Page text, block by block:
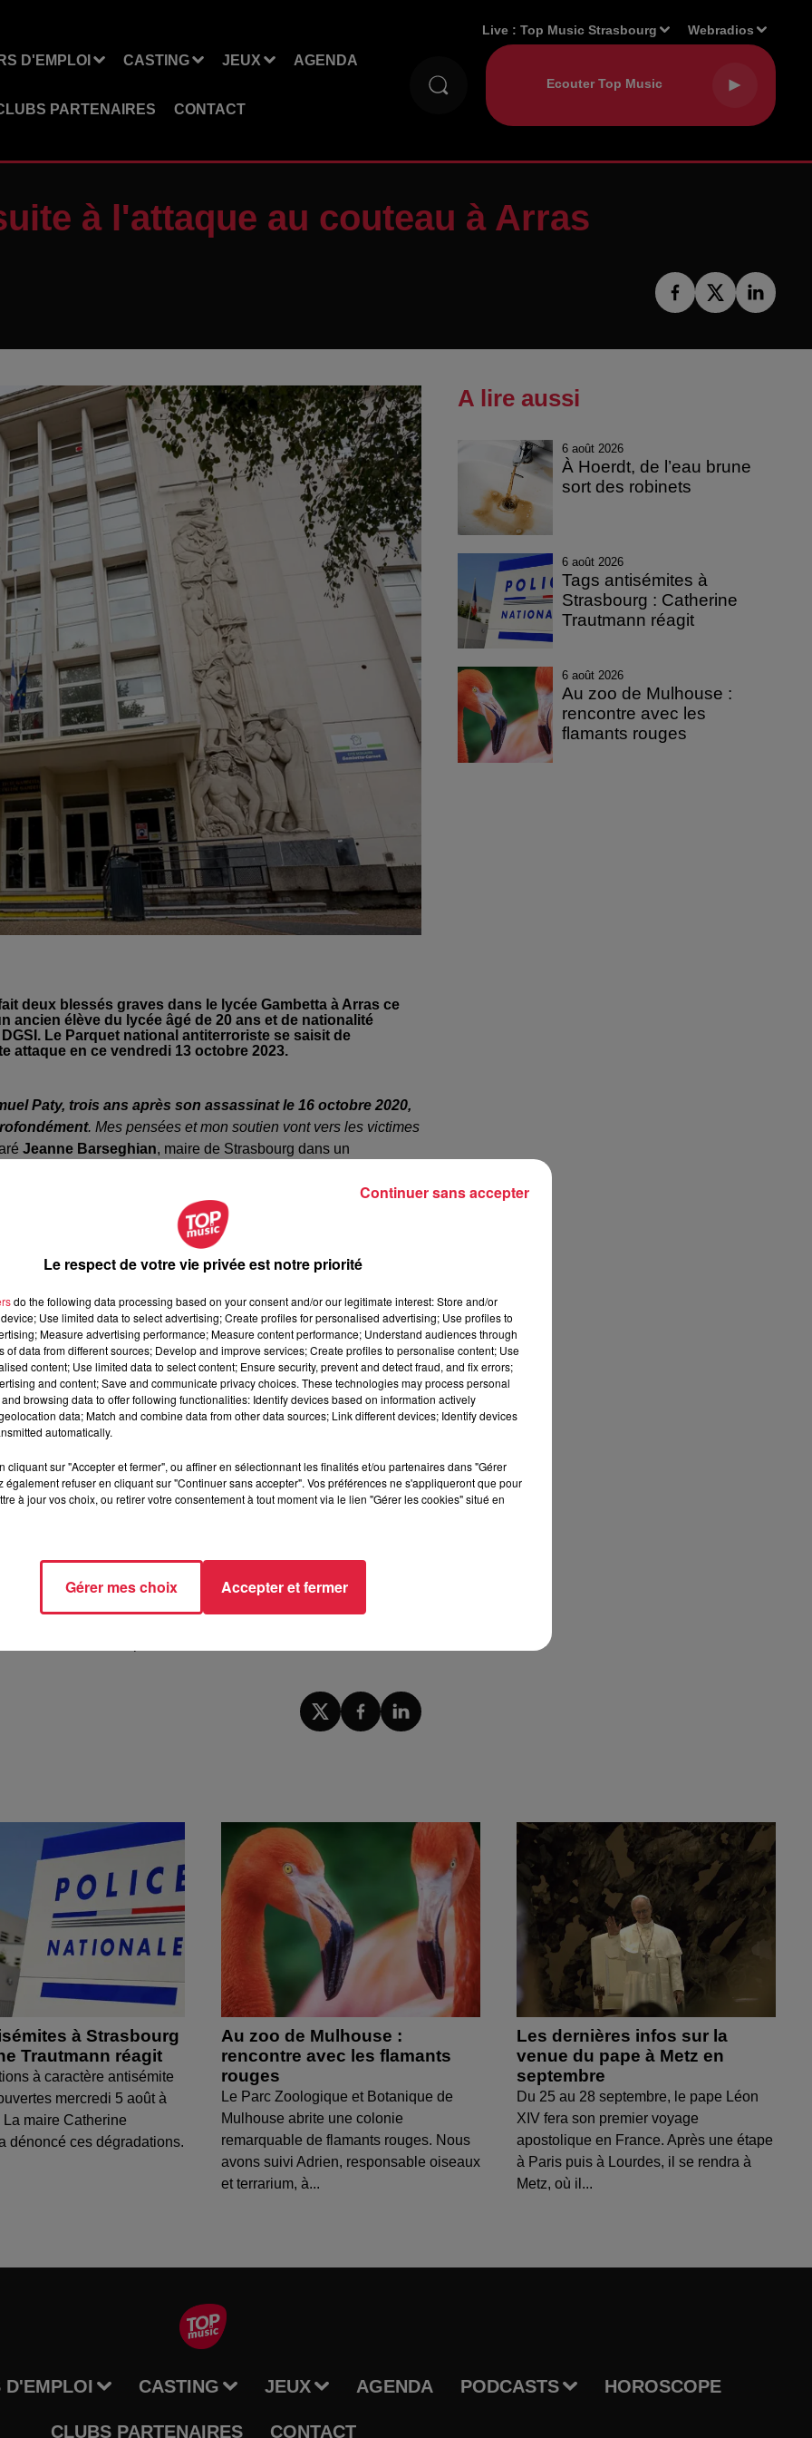
D'EMPLOI CASTING JEUX AGENDA
PARTENAIRES CONTACT
Live :Top Music Strasbourg Webradios
à l'attaque au couteau à Arras
deux blessés graves dans le lycée Gambetta à Arras ce
ancien élève du lycée âgé de 20 ans et de nationalité
Le Parquet national antiterroriste se saisit de
attaque en ce vendredi 13 octobre 2023.
Paty, trois ans après son assassinat le 16 octobre 2020,
. Mes pensées et mon soutien vont vers les victimes
Jeanne Barseghian, maire de Strasbourg dans un
: "
Une nouvelle fois c’est notre institution la plus chère à
les citoyens de demain. Face à l’horreur de cet acte, je
éducative et aux élèves. J’adresse aussi mes sincères
a déclaré : "Nous avons appris avec effroi l’assassinat d’un
des trois ans de l’assassinat de Samuel Paty devant
terroriste nous touche tous en pleincœur.Mes premières
autres personnes blessées durant l’attaque et à la
Les enseignants sont le visage de la République.
devons faire bloc face à ces ignobles attaques qui
et les épauler dans leur mission vitale de
sa plus grande tristesse et sa solidarité avec tous les
après les événements terribles qui s’y sont déroulés. Il a
nous enlève un autre Hussard de la République.
aujourd’hui à l’inimaginable."
de nombreux téléconseillers
à 16h54 Anne-Sophie Martin
A lire aussi
6 août 2026
À Hoerdt, de l’eau brune
sort des robinets
6 août 2026
Tags antisémites à
Strasbourg : Catherine
Trautmann réagit
6 août 2026
Au zoo de Mulhouse :
rencontre avec les
flamants rouges
à Strasbourg
Trautmann réagit
à caractère antisémite
mercredi 5 août à
La maire Catherine
dénoncé ces dégradations.
Au zoo de Mulhouse :
rencontre avec les flamants
rouges
Le Parc Zoologique et Botanique de
Mulhouse abrite une colonie
remarquable de flamants rouges. Nous
avons suivi Adrien, responsable oiseaux
et terrarium, à...
Les dernières infos sur la
venue du pape à Metz en
septembre
Du 25 au 28 septembre, le pape Léon
XIV fera son premier voyage
apostolique en France. Après une étape
à Paris puis à Lourdes, il se rendra à
Metz, où il...
D'EMPLOI CASTING JEUX AGENDA PODCASTS HOROSCOPE
CLUBS PARTENAIRES CONTACT
Le respect de votre vie privée est notre priorité
do the following data processing based on your consent and/or our legitimate interest: Store and/or
Use limited data to select advertising; Create profiles for personalised advertising; Use profiles to
Measure advertising performance; Measure content performance; Understand audiences through
of data from different sources; Develop and improve services; Create profiles to personalise content; Use
content; Use limited data to select content; Ensure security, prevent and detect fraud, and fix errors;
and content; Save and communicate privacy choices. These technologies may process personal
browsing data to offer following functionalities: Identify devices based on information actively
data; Match and combine data from other data sources; Link different devices; Identify devices
automatically.
cliquant sur "Accepter et fermer", ou affiner en sélectionnant les finalités et/ou partenaires dans "Gérer
également refuser en cliquant sur "Continuer sans accepter". Vos préférences ne s'appliqueront que pour
à jour vos choix, ou retirer votre consentement à tout moment via le lien "Gérer les cookies" situé en
Gérer mes choix Accepter et fermer
Continuer sans accepter